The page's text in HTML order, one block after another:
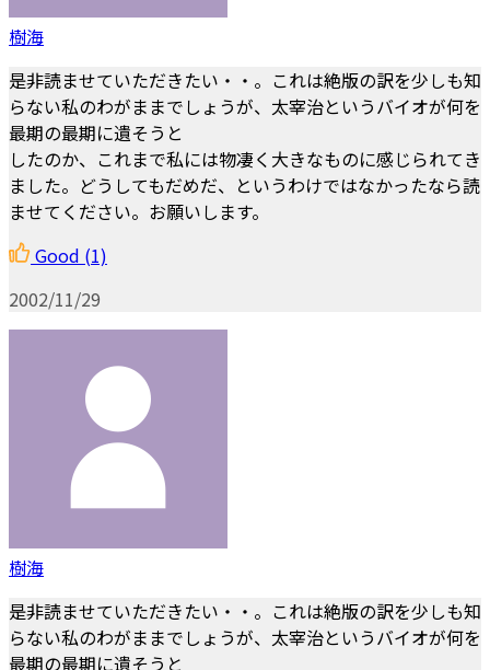
樹海
是非読ませていただきたい・・。これは絶版の訳を少しも知
らない私のわがままでしょうが、太宰治というバイオが何を
最期の最期に遺そうと
したのか、これまで私には物凄く大きなものに感じられてき
ました。どうしてもだめだ、というわけではなかったなら読
ませてください。お願いします。
Good (1)
2002/11/29
樹海
是非読ませていただきたい・・。これは絶版の訳を少しも知
らない私のわがままでしょうが、太宰治というバイオが何を
最期の最期に遺そうと